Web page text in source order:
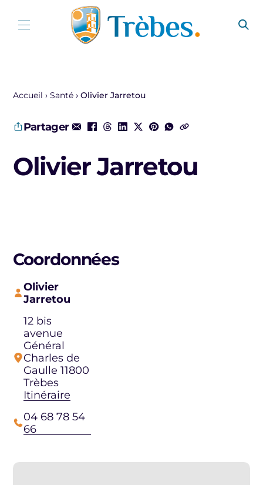
Accueil Santé Olivier Jarretou
Partager
Olivier Jarretou
Coordonnées
Olivier
Jarretou
12 bis
avenue
Général
Charles de
Gaulle 11800
Trèbes
Itinéraire
04 68 78 54
66